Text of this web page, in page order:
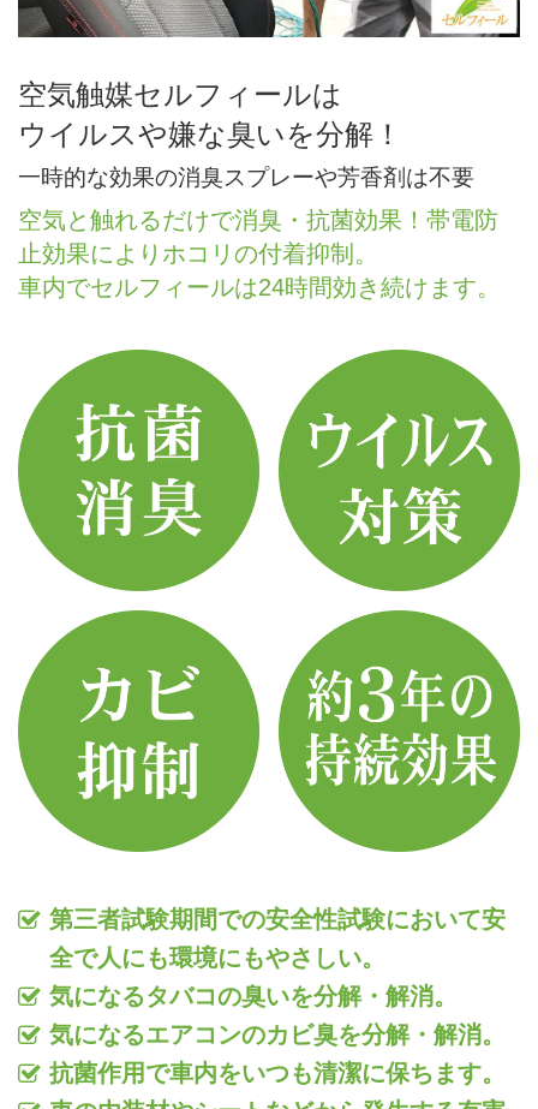
空気触媒セルフィールは
ウイルスや嫌な臭いを分解！
一時的な効果の消臭スプレーや芳香剤は不要
空気と触れるだけで消臭・抗菌効果！帯電防
止効果によりホコリの付着抑制。
車内でセルフィールは24時間効き続けます。
第三者試験期間での安全性試験において安
全で人にも環境にもやさしい。
気になるタバコの臭いを分解・解消。
気になるエアコンのカビ臭を分解・解消。
抗菌作用で車内をいつも清潔に保ちます。